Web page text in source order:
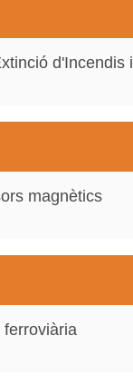
d'Incendis i
magnètics